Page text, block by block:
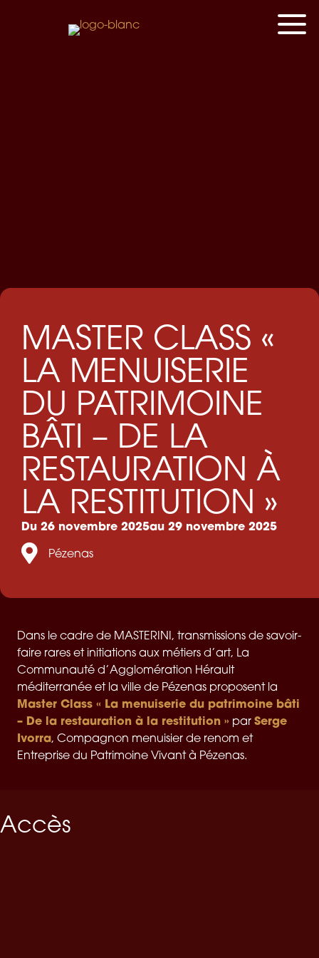
MASTER CLASS «
LA MENUISERIE
DU PATRIMOINE
BÂTI – DE LA
RESTAURATION À
LA RESTITUTION »
Du 26 novembre 2025au 29 novembre 2025
Pézenas
Dans le cadre de MASTERINI, transmissions de savoir-
faire rares et initiations aux métiers d’art, La
Communauté d’Agglomération Hérault
méditerranée et la ville de Pézenas proposent la
Master Class « La menuiserie du patrimoine bâti
– De la restauration à la restitution » par Serge
Ivorra, Compagnon menuisier de renom et
Entreprise du Patrimoine Vivant à Pézenas.
Accès